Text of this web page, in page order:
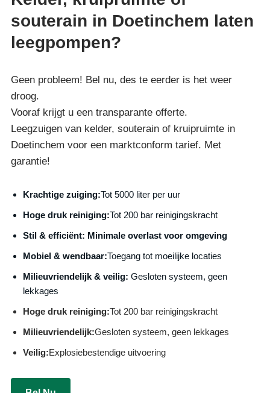
souterain in Doetinchem laten
leegpompen?
Geen probleem! Bel nu, des te eerder is het weer
droog.
Vooraf krijgt u een transparante offerte.
Leegzuigen van kelder, souterain of kruipruimte in
Doetinchem voor een marktconform tarief. Met
garantie!
Krachtige zuiging:Tot 5000 liter per uur
Hoge druk reiniging:Tot 200 bar reinigingskracht
Stil & efficiënt: Minimale overlast voor omgeving
Mobiel & wendbaar:Toegang tot moeilijke locaties
Milieuvriendelijk & veilig: Gesloten systeem, geen
lekkages
Hoge druk reiniging:Tot 200 bar reinigingskracht
Milieuvriendelijk:Gesloten systeem, geen lekkages
Veilig:Explosiebestendige uitvoering